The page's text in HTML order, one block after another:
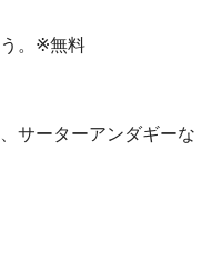
。※無料
サーターアンダギーな